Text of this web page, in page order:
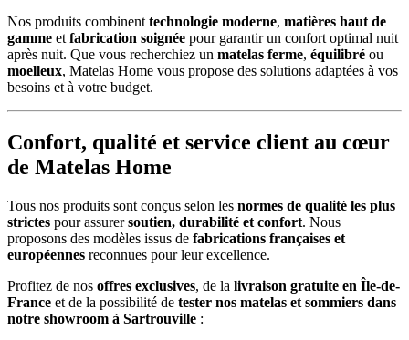
Nos produits combinent technologie moderne, matières haut de
gamme et fabrication soignée pour garantir un confort optimal nuit
après nuit. Que vous recherchiez un matelas ferme, équilibré ou
moelleux, Matelas Home vous propose des solutions adaptées à vos
besoins et à votre budget.
Confort, qualité et service client au cœur
de Matelas Home
Tous nos produits sont conçus selon les normes de qualité les plus
strictes pour assurersoutien, durabilité et confort. Nous
proposons des modèles issus de fabrications françaises et
européennes reconnues pour leur excellence.
Profitez de nos offres exclusives, de la livraison gratuite en Île-de-
France et de la possibilité de tester nos matelas et sommiers dans
notre showroom à Sartrouville :